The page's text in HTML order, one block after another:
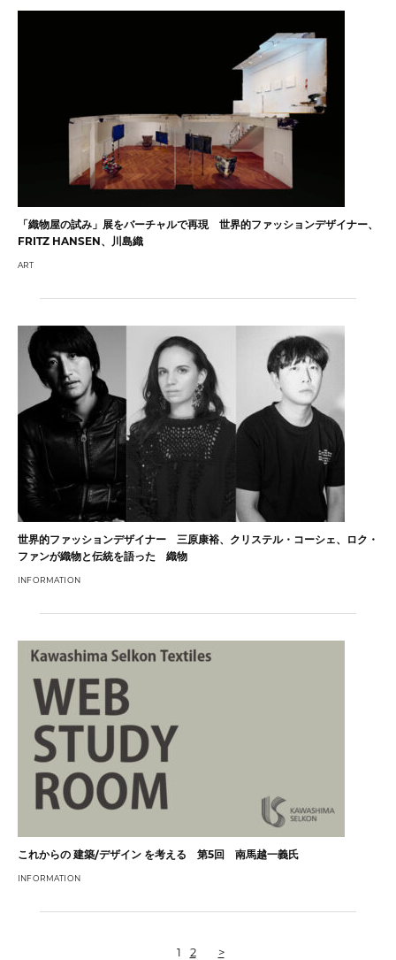
「織物屋の試み」展をバーチャルで再現 世界的ファッションデザイナー、
FRITZ HANSEN、川島織
ART
世界的ファッションデザイナー 三原康裕、クリステル・コーシェ、ロク・
ファンが織物と伝統を語った 織物
INFORMATION
これからの 建築/デザイン を考える 第5回 南馬越一義氏
INFORMATION
1 2 >